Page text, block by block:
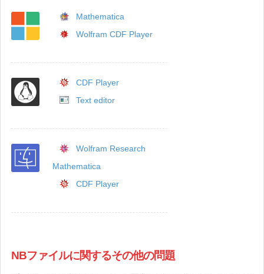
Mathematica
Wolfram CDF Player
CDF Player
Text editor
Wolfram Research
Mathematica
CDF Player
NBファイルに関するその他の問題